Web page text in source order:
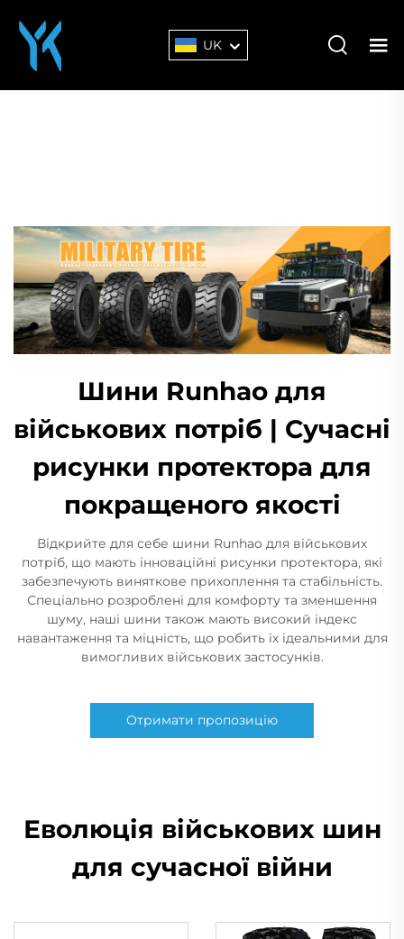
UK
Шини Runhao для
військових потріб | Сучасні
рисунки протектора для
покращеного якості
Відкрийте для себе шини Runhao для військових
потріб, що мають інноваційні рисунки протектора, які
забезпечують виняткове прихоплення та стабільність.
Спеціально розроблені для комфорту та зменшення
шуму, наші шини також мають високий індекс
навантаження та міцність, що робить їх ідеальними для
вимогливих військових застосунків.
Отримати пропозицію
Еволюція військових шин
для сучасної війни